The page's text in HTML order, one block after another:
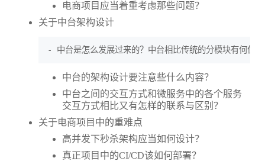
电商项目应当着重考虑那些问题？
关于中台架构设计
中台的架构设计要注意些什么内容？
中台之间的交互方式和微服务中的各个服务
交互方式相比又有怎样的联系与区别？
关于电商项目中的重难点
高并发下秒杀架构应当如何设计？
真正项目中的CI/CD该如何部署？